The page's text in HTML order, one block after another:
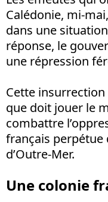
Calédonie, mi-
dans une
réponse, le
une répression
Cette
que doit jouer le
combattre
français perpétue
d’Outre-Mer.
Une colonie